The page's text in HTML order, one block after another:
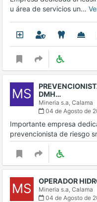
u área de servicios un…
MS
DMH…
Mineria s.a, Calama
04 de Agosto de
Importante empresa
prevencionista de riesgo
MS OPERADOR
Mineria s.a, Calama
04 de Agosto de